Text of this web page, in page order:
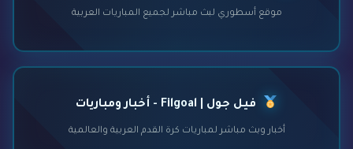
موقع أسطوري لبث مباشر لجميع المباريات العربية
فيل جول | Filgoal - أخبار ومباريات
أخبار وبث مباشر لمباريات كرة القدم العربية والعالمية